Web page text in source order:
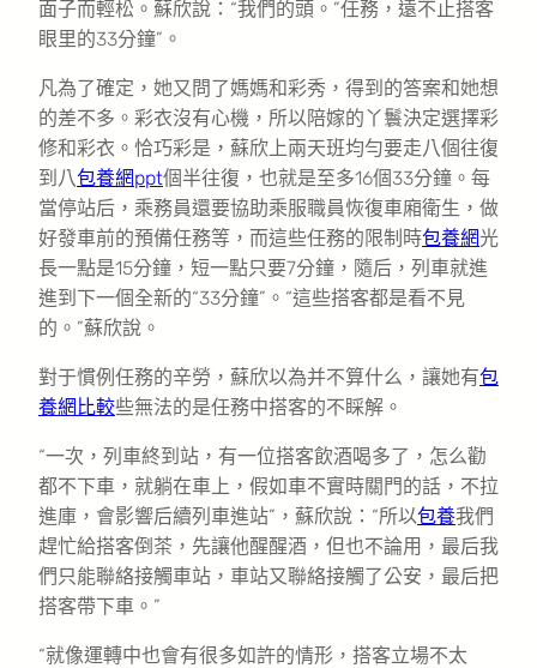
面子而輕松。蘇欣說：“我們的頭。”任務，遠不止搭客
眼里的33分鐘”。
凡為了確定，她又問了媽媽和彩秀，得到的答案和她想
的差不多。彩衣沒有心機，所以陪嫁的丫鬟決定選擇彩
修和彩衣。恰巧彩是，蘇欣上兩天班均勻要走八個往復
到八包養網ppt個半往復，也就是至多16個33分鐘。每
當停站后，乘務員還要協助乘服職員恢復車廂衛生，做
好發車前的預備任務等，而這些任務的限制時包養網光
長一點是15分鐘，短一點只要7分鐘，隨后，列車就進
進到下一個全新的“33分鐘”。“這些搭客都是看不見
的。”蘇欣說。
對于慣例任務的辛勞，蘇欣以為并不算什么，讓她有包
養網比較些無法的是任務中搭客的不睬解。
“一次，列車終到站，有一位搭客飲酒喝多了，怎么勸
都不下車，就躺在車上，假如車不實時關門的話，不拉
進庫，會影響后續列車進站”，蘇欣說：“所以包養我們
趕忙給搭客倒茶，先讓他醒醒酒，但也不論用，最后我
們只能聯絡接觸車站，車站又聯絡接觸了公安，最后把
搭客帶下車。”
“就像運轉中也會有很多如許的情形，搭客立場不太